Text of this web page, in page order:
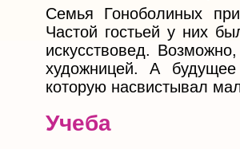
Семья Гоноболиных
Частой гостьей у них
искусствовед.
художницей. А
которую насвистывал
Учеба